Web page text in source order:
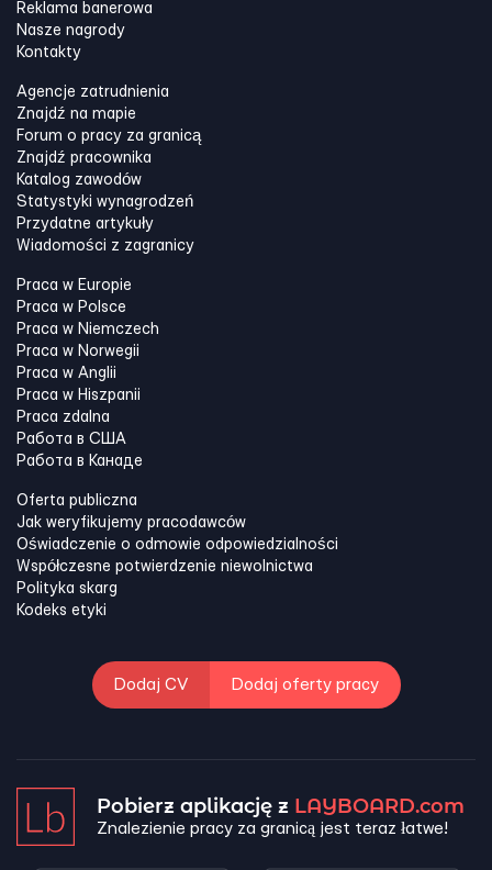
Reklama banerowa
Nasze nagrody
Kontakty
Agencje zatrudnienia
Znajdź na mapie
Forum o pracy za granicą
Znajdź pracownika
Katalog zawodów
Statystyki wynagrodzeń
Przydatne artykuły
Wiadomości z zagranicy
Praca w Europie
Praca w Polsce
Praca w Niemczech
Praca w Norwegii
Praca w Anglii
Praca w Hiszpanii
Praca zdalna
Работа в США
Работа в Канадe
Oferta publiczna
Jak weryfikujemy pracodawców
Oświadczenie o odmowie odpowiedzialności
Współczesne potwierdzenie niewolnictwa
Polityka skarg
Kodeks etyki
Dodaj CV Dodaj oferty pracy
Pobierz aplikację z LAYBOARD.com
Znalezienie pracy za granicą jest teraz łatwe!